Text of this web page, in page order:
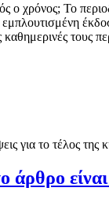
ο χρόνος; Το
τους
για το τέλος της
άρθρο